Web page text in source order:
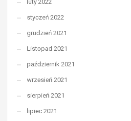
luty 2022
styczeń 2022
grudzień 2021
Listopad 2021
październik 2021
wrzesień 2021
sierpień 2021
lipiec 2021